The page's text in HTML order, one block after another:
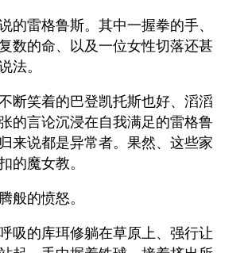
的雷格鲁斯。其中一握拳的手、
数的命、以及一位女性切落还甚
法。
断笑着的巴登凯托斯也好、滔滔
的言论沉浸在自我满足的雷格鲁
来说都是异常者。果然、这些家
的魔女教。
般的愤怒。
吸的库珥修躺在草原上、强行让